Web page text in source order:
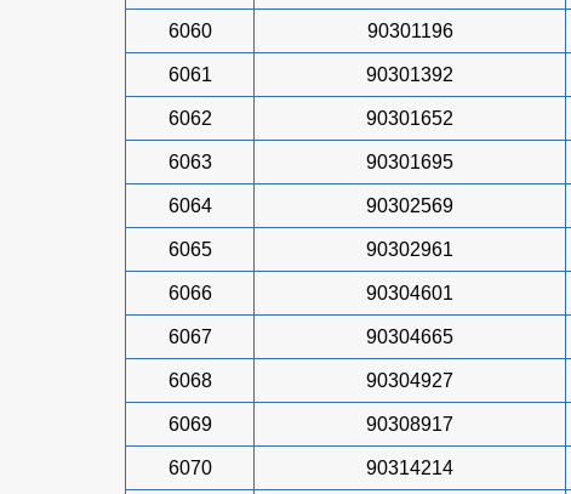
6060 90301196
6061 90301392
6062 90301652
6063 90301695
6064 90302569
6065 90302961
6066 90304601
6067 90304665
6068 90304927
6069 90308917
6070 90314214